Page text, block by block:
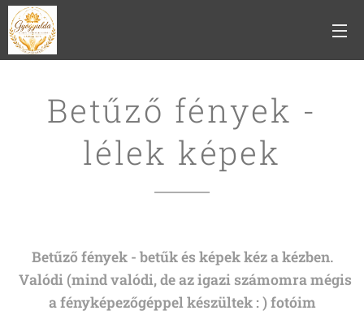
Betűző fények -
lélek képek
Betűző fények - betűk és képek kéz a kézben.
Valódi (mind valódi, de az igazi számomra mégis
a fényképezőgéppel készültek : ) fotóim